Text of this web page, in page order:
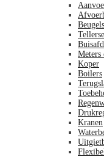
Beugels
Meters
Koper
Boilers
Kranen